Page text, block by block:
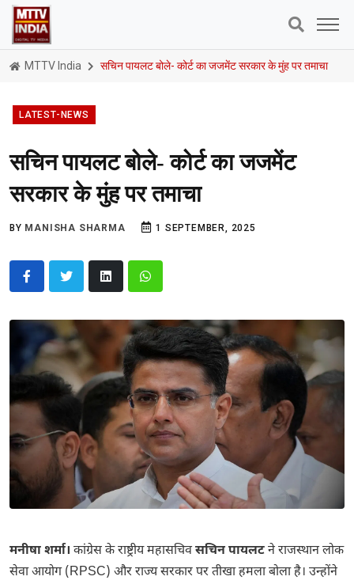
MTTV India सचिन पायलट बोले- कोर्ट का जजमेंट सरकार के मुंह पर तमाचा
LATEST-NEWS
सचिन पायलट बोले- कोर्ट का जजमेंट
सरकार के मुंह पर तमाचा
BY MANISHA SHARMA 1 SEPTEMBER, 2025
मनीषा शर्मा। कांग्रेस के राष्ट्रीय महासचिवसचिन पायलटने राजस्थान लोक
सेवा आयोग (RPSC) और राज्य सरकार पर तीखा हमला बोला है। उन्होंने